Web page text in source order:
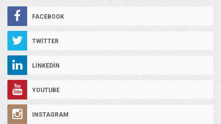
FACEBOOK
TWITTER
LINKEDIN
YOUTUBE
INSTAGRAM